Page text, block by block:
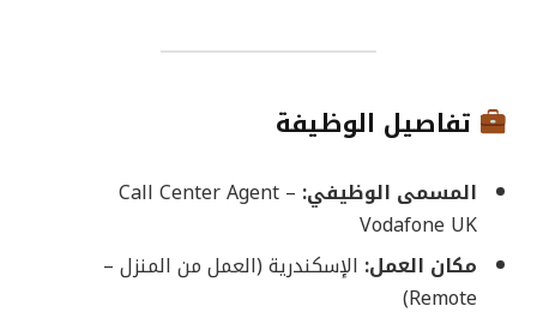
تفاصيل الوظيفة
المسمى الوظيفي: Call Center Agent –
Vodafone UK
مكان العمل: الإسكندرية (العمل من المنزل –
Remote)